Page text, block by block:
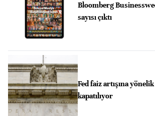
Bloomberg
sayısı çıktı
Fed faiz artışına
kapatılıyor